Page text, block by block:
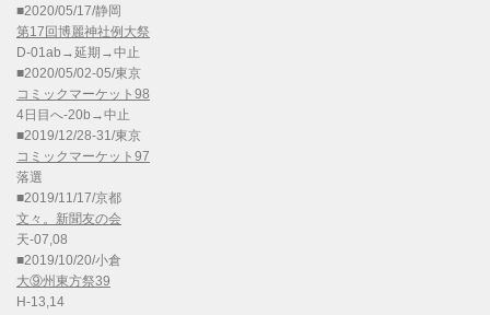
■2020/05/17/静岡
第17回博麗神社例大祭
D-01ab→延期→中止
■2020/05/02-05/東京
コミックマーケット98
4日目へ-20b→中止
■2019/12/28-31/東京
コミックマーケット97
落選
■2019/11/17/京都
文々。新聞友の会
天-07,08
■2019/10/20/小倉
大⑨州東方祭39
H-13,14